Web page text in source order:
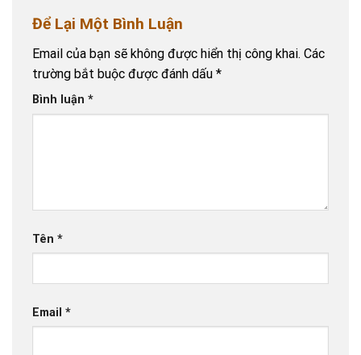
Để Lại Một Bình Luận
Email của bạn sẽ không được hiển thị công khai. Các
trường bắt buộc được đánh dấu *
Bình luận *
Tên *
Email *